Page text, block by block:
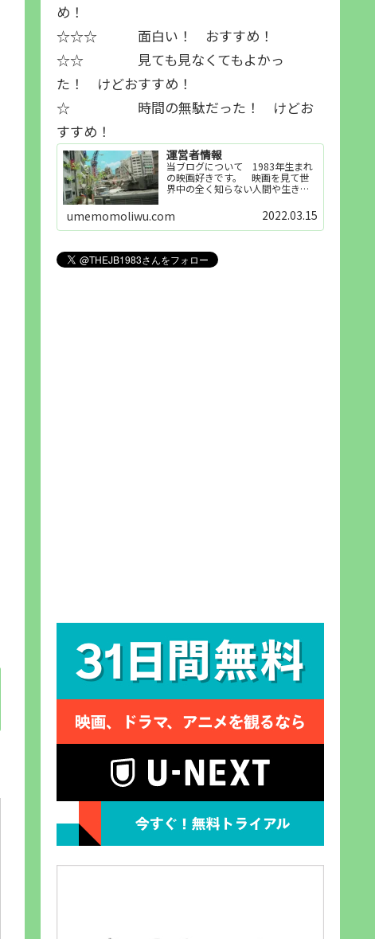
め！
☆☆☆ 面白い！ おすすめ！
☆☆ 見ても見なくてもよかっ
た！ けどおすすめ！
☆ 時間の無駄だった！ けどお
すすめ！
運営者情報
当ブログについて 1983年生まれ
の映画好きです。 映画を見て世
界中の全く知らない人間や生き物
世界知らない世界に触れることが
好きで映画を見てます。「映画を
見られれば幸福度を高い」とわか
umemomoliwu.com 2022.03.15